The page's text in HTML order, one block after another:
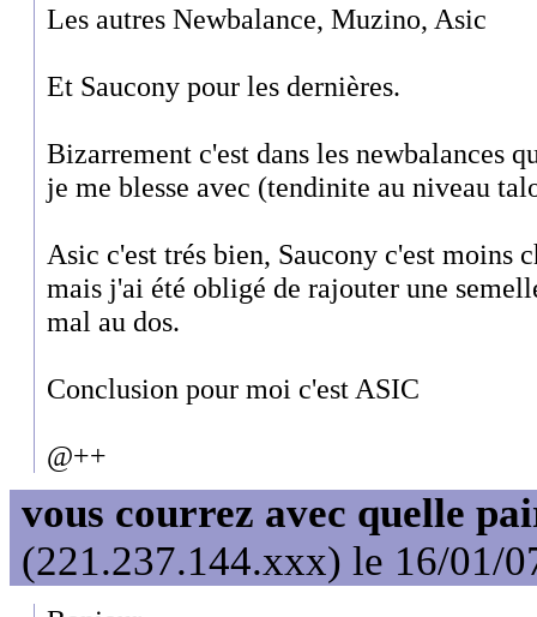
Les autres Newbalance, Muzino, Asic
Et Saucony pour les dernières.
Bizarrement c'est dans les newbalances
je me blesse avec (tendinite au niveau
Asic c'est trés bien, Saucony c'est moins
mais j'ai été obligé de rajouter une
mal au dos.
Conclusion pour moi c'est ASIC
@++
vous courrez avec quelle
(221.237.144.xxx) le 16/01/